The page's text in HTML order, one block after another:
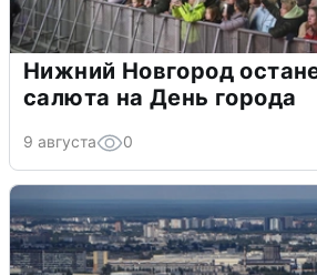
Нижний Новгород
салюта на День города
9 августа 0